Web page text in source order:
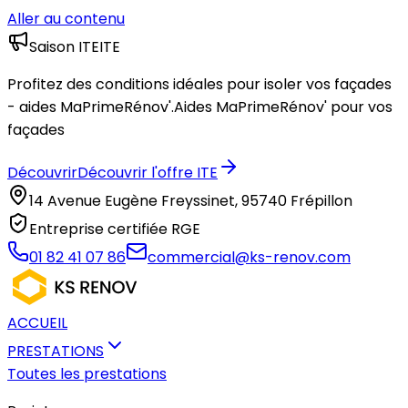
Aller au contenu
Saison ITEITE
Profitez des conditions idéales pour isoler vos façades
- aides MaPrimeRénov'.Aides MaPrimeRénov' pour vos
façades
DécouvrirDécouvrir l'offre ITE
14 Avenue Eugène Freyssinet, 95740 Frépillon
Entreprise certifiée RGE
01 82 41 07 86
commercial@ks-renov.com
ACCUEIL
PRESTATIONS
Toutes les prestations